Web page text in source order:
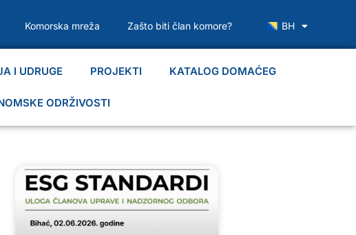
Komorska mreža Zašto biti član komore? BH
I UDRUGE PROJEKTI KATALOG DOMAĆEG
ODRŽIVOSTI